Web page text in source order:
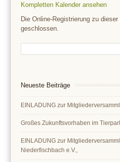
Kompletten Kalender ansehen
Die Online-Registrierung zu
geschlossen.
Neueste Beiträge
EINLADUNG zur
Großes Zukunftsvorhaben im
EINLADUNG zur
Niederfischbach e.V.,